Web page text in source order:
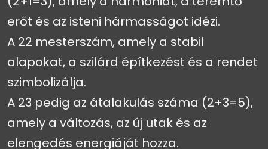
erőt és az isteni hármasságot idézi.
A 22 mesterszám, amely a stabil
alapokat, a szilárd építkezést és a rendet
szimbolizálja.
A 23 pedig az átalakulás száma (2+3=5),
amely a változás, az új utak és az
elengedés energiáját hozza.